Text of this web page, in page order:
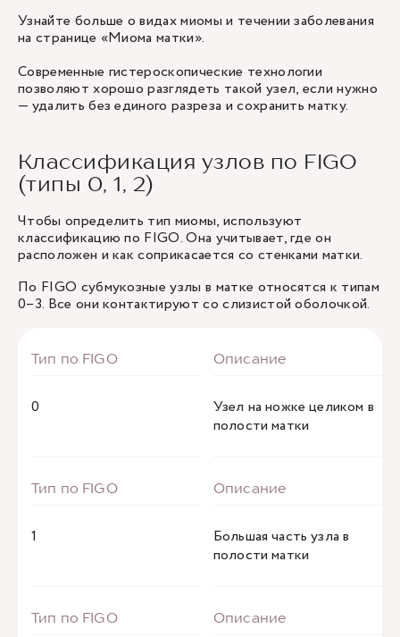
Узнайте больше о видах миомы и течении заболевания
на странице «Миома матки».
Современные гистероскопические технологии
позволяют хорошо разглядеть такой узел, если нужно
— удалить без единого разреза и сохранить матку.
Классификация узлов по FIGO
(типы 0, 1, 2)
Чтобы определить тип миомы, используют
классификацию по FIGO. Она учитывает, где он
расположен и как соприкасается со стенками матки.
По FIGO субмукозные узлы в матке относятся к типам
0–3. Все они контактируют со слизистой оболочкой.
0
Узел на ножке целиком в
полости матки
1
Большая часть узла в
полости матки